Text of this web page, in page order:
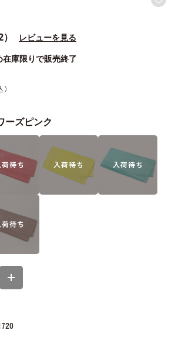
） レビューを見る
庫限りで販売終了
ーズピンク
荷待ち 入荷待ち 入荷待ち
荷待ち